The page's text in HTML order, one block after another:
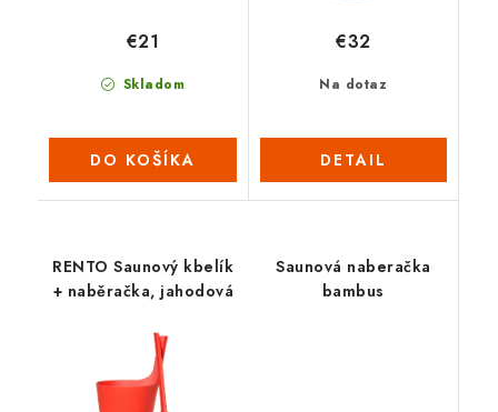
Skladom
€21
DO KOŠÍKA
Na dotaz
€32
DETAIL
RENTO Saunový kbelík
+ naběračka, jahodová
Saunová naberačka
bambus